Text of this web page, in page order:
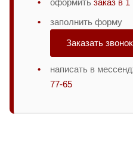
оформить заказ в 1
заполнить форму
Заказать звонок
написать в
77-65